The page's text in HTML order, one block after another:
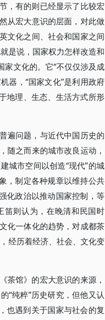
，有的则已经显示了比较宏
从宏大意识的层面，对此做
文化之间、社会和国家之间
是说，国家权力怎样改造和
文化的。它“不仅仅涉及成
器，“国家文化”是利用政府
地理、生态、生活方式所形
遍问题，与近代中国历史的
随之而来的城市改良运动，
城市空间以创造“现代”的城
，制定各种规章以维持公共
化政治以推动国家控制，等
笛则认为，在晚清和民国时
化一体化的趋势，对成都茶
经历着经济、社会、文化变
茶馆》的宏大意识的来源，
“纯粹”历史研究，但他又认
也遇到关于国家与社会的复